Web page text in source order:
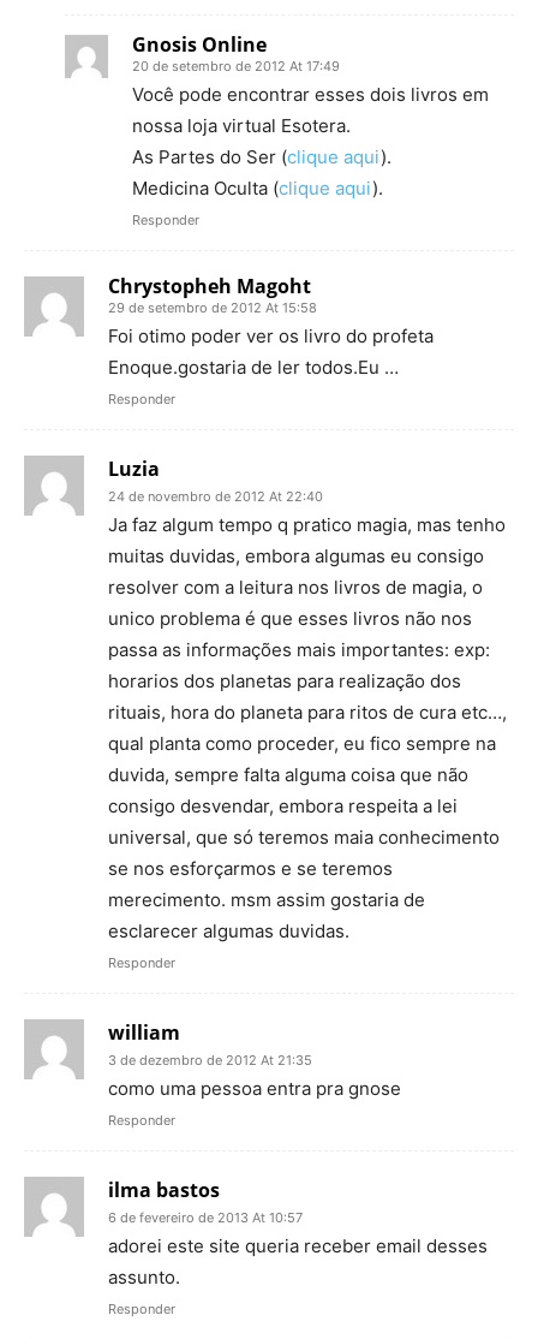
Gnosis Online
20 de setembro de 2012 At 17:49
Você pode encontrar esses dois livros em
nossa loja virtual Esotera.
As Partes do Ser (clique aqui).
Medicina Oculta (clique aqui).
Responder
Chrystopheh Magoht
29 de setembro de 2012 At 15:58
Foi otimo poder ver os livro do profeta
Enoque.gostaria de ler todos.Eu …
Responder
Luzia
24 de novembro de 2012 At 22:40
Ja faz algum tempo q pratico magia, mas tenho
muitas duvidas, embora algumas eu consigo
resolver com a leitura nos livros de magia, o
unico problema é que esses livros não nos
passa as informações mais importantes: exp:
horarios dos planetas para realização dos
rituais, hora do planeta para ritos de cura etc…,
qual planta como proceder, eu fico sempre na
duvida, sempre falta alguma coisa que não
consigo desvendar, embora respeita a lei
universal, que só teremos maia conhecimento
se nos esforçarmos e se teremos
merecimento. msm assim gostaria de
esclarecer algumas duvidas.
Responder
william
3 de dezembro de 2012 At 21:35
como uma pessoa entra pra gnose
Responder
ilma bastos
6 de fevereiro de 2013 At 10:57
adorei este site queria receber email desses
assunto.
Responder